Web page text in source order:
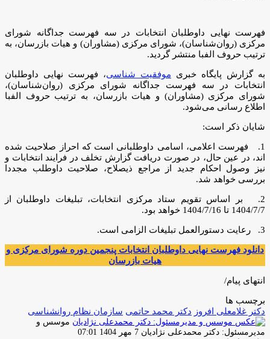
فهرست نهایی داوطلبان انتخابات در سه فهرست جداگانه شورای
مرکزی (روان‌شناسان)، شورای مرکزی (مشاوران) و هیات بازرسان، به
ترتیب حروف الفبا منتشر گردید.
به گزارش پایگاه خبری موفقیت شناسی، فهرست نهایی داوطلبان
انتخابات در سه فهرست جداگانه شورای مرکزی (روان‌شناسان)،
شورای مرکزی (مشاوران) و هیات بازرسان، به ترتیب حروف الفبا
اطلاع رسانی می‌شود.
شایان ذکر است:
1. فهرست اعلامی، اسامی داوطلبانی است که احراز صلاحیت شده
اند، در عین حال، در صورت دریافت گزارش تخلف در فرایند انتخابات و
نیز وصول احکام جدید از مراجع ذیصلاح، صلاحیت داوطلب مجددا
بررسی خواهد شد.
2. بر اساس تقویم ستاد مرکزی انتخابات، تبلیغات داوطلبان از
1404/7/7 تا 1404/7/16 خواهد بود.
3. رعایت دستورالعمل تبلیغات الزامی است.
دانلود فهرست نهایی داوطلبان انتخابات پنجمین دوره شورای مرکزی و
هیات بازرسان
انتهای پیام/
برچسب ها
دکتر غلامعلی افروز دکتر محمد حاتمی سازمان نظام روانشناسی
موسس و
مدیرمسئول: دکتر محمدعلی نژادیان ارسال
7 مهر 1404 07:01